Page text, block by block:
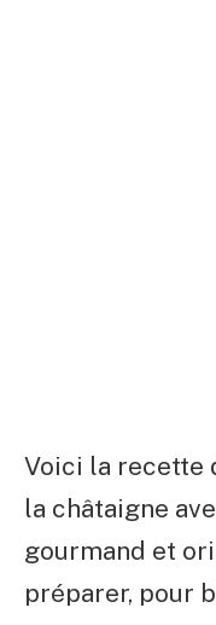
Voici la recette
la châtaigne
gourmand et
préparer, pour